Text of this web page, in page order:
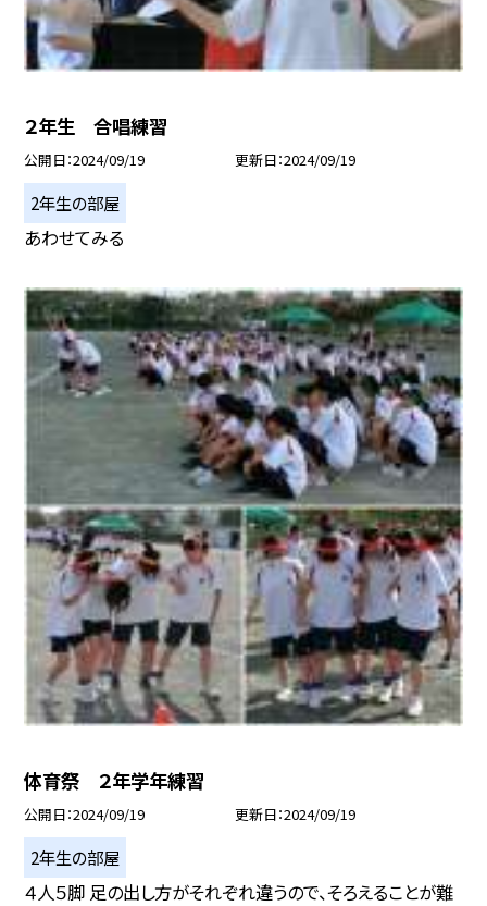
２年生 合唱練習
公開日 2024/09/19 更新日 2024/09/19
2年生の部屋
あわせてみる
体育祭 ２年学年練習
公開日 2024/09/19 更新日 2024/09/19
2年生の部屋
４人５脚 足の出し方がそれぞれ違うので、そろえることが難